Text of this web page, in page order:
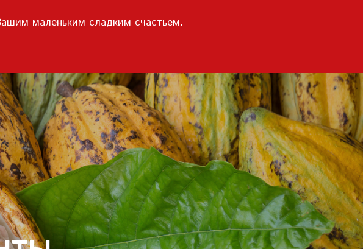
маленьким сладким счастьем.